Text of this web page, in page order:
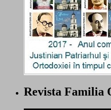
Revista Familia